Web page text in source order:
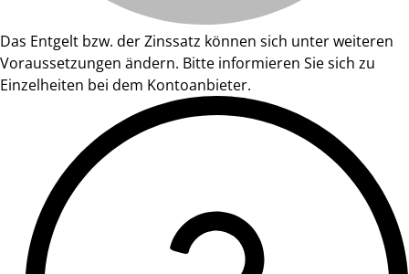
Das Entgelt bzw. der Zinssatz können sich unter weiteren
Voraussetzungen ändern. Bitte informieren Sie sich zu
Einzelheiten bei dem Kontoanbieter.